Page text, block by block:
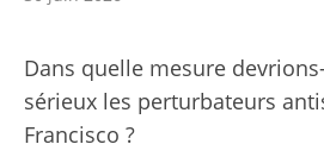
Dans quelle mesure
sérieux les perturbateurs
Francisco ?